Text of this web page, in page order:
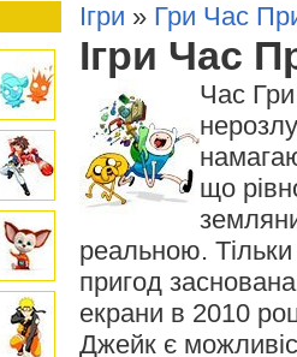
Ігри » Гри Час
Ігри Час
Час
що
реальною.
пригод
екрани в 2010
Джейк є